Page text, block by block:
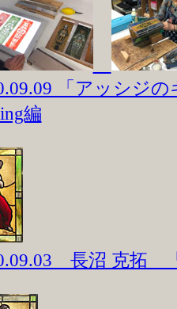
「アッシ
編
長沼 克拓